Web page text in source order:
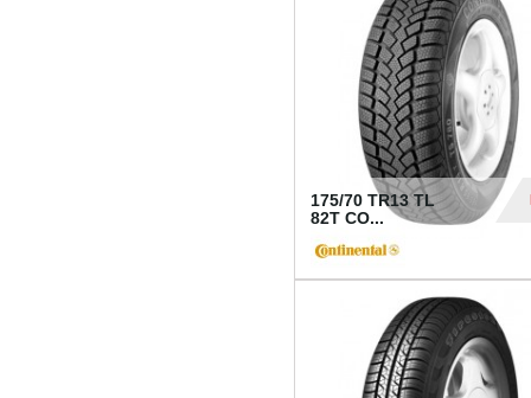
175/70 TR13 TL
82T CO...